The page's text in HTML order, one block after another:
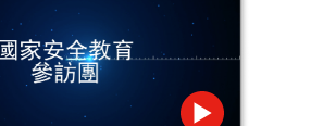
微博